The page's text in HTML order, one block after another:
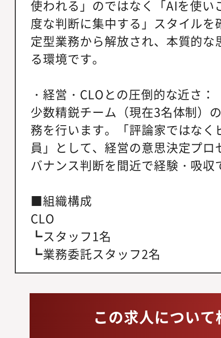
使われる」のではなく「AIを使い
度な判断に集中する」スタイル
定型業務から解放され、本質的
る環境です。
・経営・CLOとの圧倒的な近さ：
少数精鋭チーム（現在3名体制）
務を行います。「評論家ではな
員」として、経営の意思決定プ
バナンス判断を間近で経験・吸収
■組織構成
CLO
┗スタッフ1名
┗業務委託スタッフ2名
この求人につい